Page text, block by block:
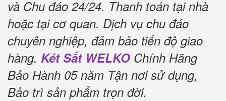
và Chu đáo 24/24. Thanh toán tại nhà
hoặc tại cơ quan. Dịch vụ chu đáo
chuyên nghiệp, đảm bảo tiến độ giao
hàng. Két Sắt WELKO Chính Hãng
Bảo Hành 05 năm Tận nơi sử dụng,
Bảo trì sản phẩm trọn đời.